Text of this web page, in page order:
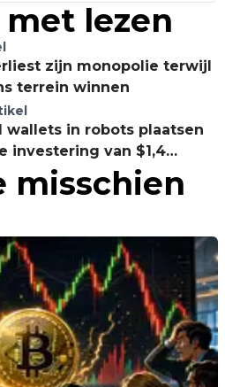
met lezen
zijn monopolie terwijl
terrein winnen
wallets in robots plaatsen
investering van $1,4
misschien